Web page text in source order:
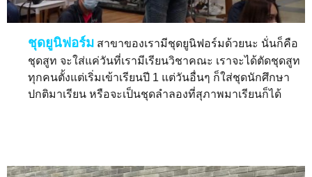
ชุดยูนิฟอร์ม สาขาของเรามีชุดยูนิฟอร์มด้วยนะ นั่นก็คือ
ชุดสูท จะใส่แค่วันที่เรามีเรียนวิชาคณะ เราจะได้ตัดชุดสูท
ทุกคนตั้งแต่เริ่มเข้าเรียนปี 1 แต่วันอื่นๆ ก็ใส่ชุดนักศึกษา
ปกติมาเรียน หรือจะเป็นชุดลำลองที่สุภาพมาเรียนก็ได้